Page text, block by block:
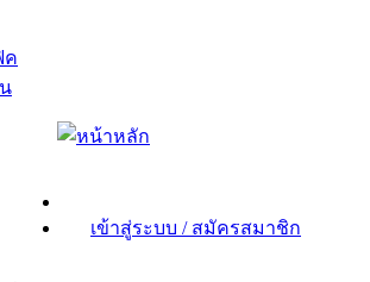
ค
เข้าสู่ระบบ / สมัครสมาชิก